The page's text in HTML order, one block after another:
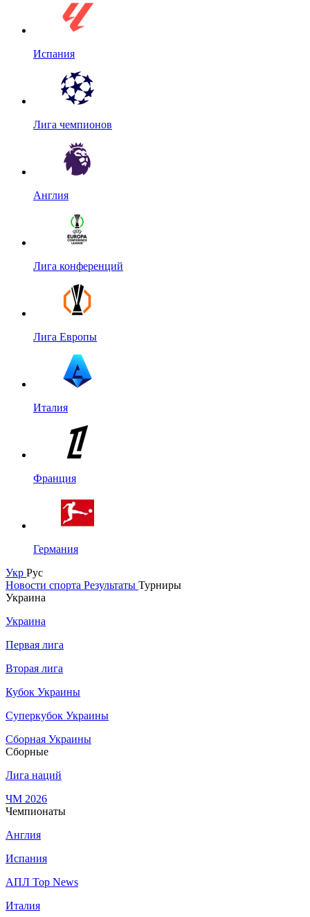
Испания
Лига чемпионов
Англия
Лига конференций
Лига Европы
Италия
Франция
Германия
Укр Рус
Новости спорта Результаты Турниры
Украина
Украина
Первая лига
Вторая лига
Кубок Украины
Суперкубок Украины
Сборная Украины
Сборные
Лига наций
ЧМ 2026
Чемпионаты
Англия
Испания
АПЛ Top News
Италия